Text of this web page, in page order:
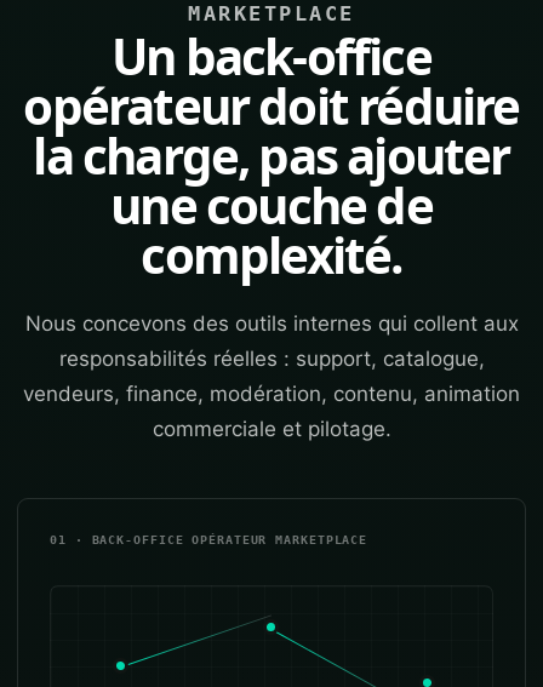
MARKETPLACE
Un back-office
opérateur doit réduire
la charge, pas ajouter
une couche de
complexité.
Nous concevons des outils internes qui collent aux
responsabilités réelles : support, catalogue,
vendeurs, finance, modération, contenu, animation
commerciale et pilotage.
01 · BACK-OFFICE OPÉRATEUR MARKETPLACE